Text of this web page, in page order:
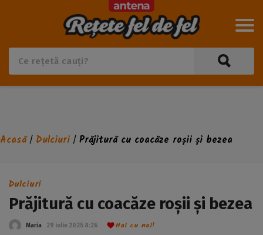
Acasă/ Dulciuri / Prăjitură cu coacăze roșii și bezea
Dulciuri
Prăjitură cu coacăze roșii și bezea
Maria 29 iulie 2025 8:26 Hai cu noi!